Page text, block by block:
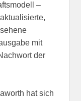
–
mit
der
hat sich